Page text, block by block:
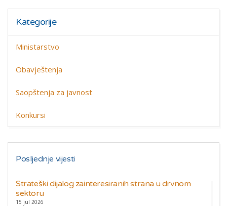
Kategorije
Ministarstvo
Obavještenja
Saopštenja za javnost
Konkursi
Posljednje vijesti
Strateški dijalog zainteresiranih strana u drvnom
sektoru
15 jul 2026